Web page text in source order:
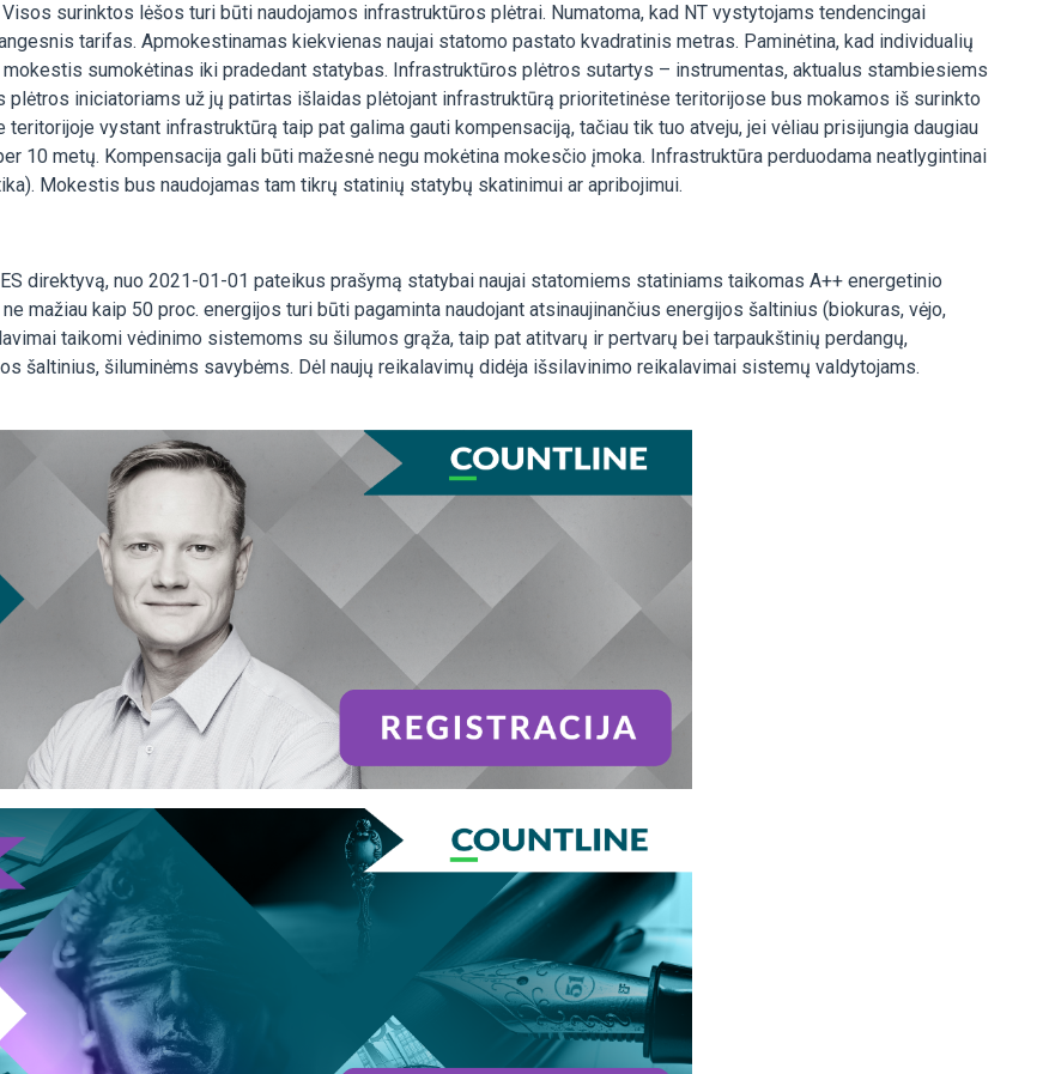
surinktos lėšos turi būti naudojamos infrastruktūros plėtrai. Numatoma, kad NT vystytojams tendencingai
tarifas. Apmokestinamas kiekvienas naujai statomo pastato kvadratinis metras. Paminėtina, kad individualių
sumokėtinas iki pradedant statybas. Infrastruktūros plėtros sutartys – instrumentas, aktualus stambiesiems
iniciatoriams už jų patirtas išlaidas plėtojant infrastruktūrą prioritetinėse teritorijose bus mokamos iš surinkto
vystant infrastruktūrą taip pat galima gauti kompensaciją, tačiau tik tuo atveju, jei vėliau prisijungia daugiau
10 metų. Kompensacija gali būti mažesnė negu mokėtina mokesčio įmoka. Infrastruktūra perduodama neatlygintinai
Mokestis bus naudojamas tam tikrų statinių statybų skatinimui ar apribojimui.
direktyvą, nuo 2021-01-01 pateikus prašymą statybai naujai statomiems statiniams taikomas A++ energetinio
mažiau kaip 50 proc. energijos turi būti pagaminta naudojant atsinaujinančius energijos šaltinius (biokuras, vėjo,
taikomi vėdinimo sistemoms su šilumos grąža, taip pat atitvarų ir pertvarų bei tarpaukštinių perdangų,
šaltinius, šiluminėms savybėms. Dėl naujų reikalavimų didėja išsilavinimo reikalavimai sistemų valdytojams.